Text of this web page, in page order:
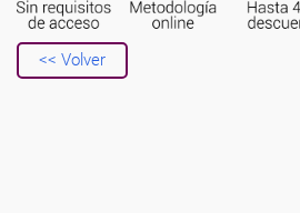
<< Volver